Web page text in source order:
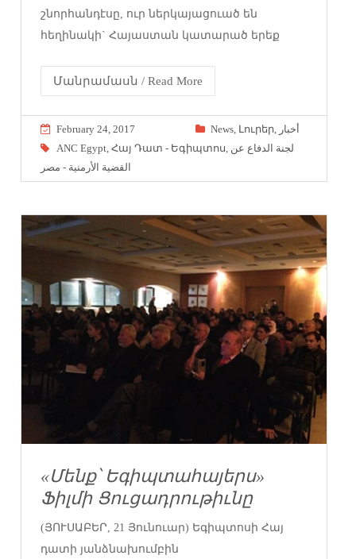
շնորհանդէսը, ուր ներկայացուած են
հեղինակի` Հայաստան կատարած երեք
Մանրամասն / Read More
February 24, 2017 News, Լուրեր, أخبار
ANC Egypt,Հայ Դատ - Եգիպտոս, لجنة الدفاع عن
القضية الأرمنية - مصر
«Մենք՝ Եգիպտահայերս»
Ֆիլմի Ցուցադրութիւնը
(ՅՈՒՍԱԲԵՐ, 21 Յունուար) Եգիպտոսի Հայ
դատի յանձնախումբին